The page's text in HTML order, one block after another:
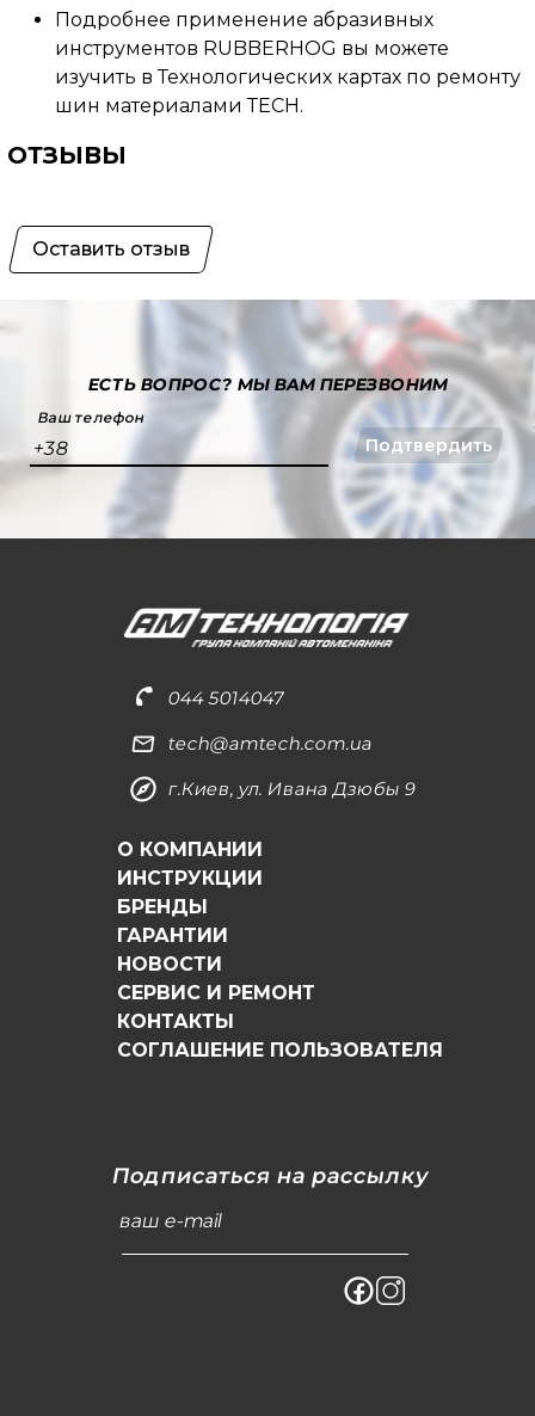
Подробнее применение абразивных
инструментов RUBBERHOG вы можете
изучить в Технологических картах по ремонту
шин материалами ТЕСН.
ОТЗЫВЫ
Оставить отзыв
ЕСТЬ ВОПРОС?МЫ ВАМ ПЕРЕЗВОНИМ
Ваш телефон
+38 Подтвердить
044 5014047
tech@amtech.com.ua
г.Киев, ул. Ивана Дзюбы 9
О КОМПАНИИ
ИНСТРУКЦИИ
БРЕНДЫ
ГАРАНТИИ
НОВОСТИ
СЕРВИС И РЕМОНТ
КОНТАКТЫ
СОГЛАШЕНИЕ ПОЛЬЗОВАТЕЛЯ
Подписаться на рассылку
ваш e-mail